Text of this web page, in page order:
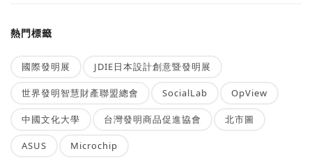
熱門標籤
國際發明展 JDIE日本設計創意暨發明展
世界發明智慧財產聯盟總會 SocialLab OpView
中國文化大學 台灣發明商品促進協會 北市圖
ASUS Microchip